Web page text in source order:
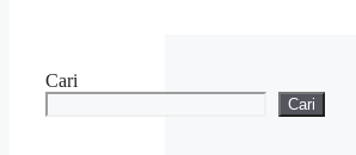
Cari
Cari